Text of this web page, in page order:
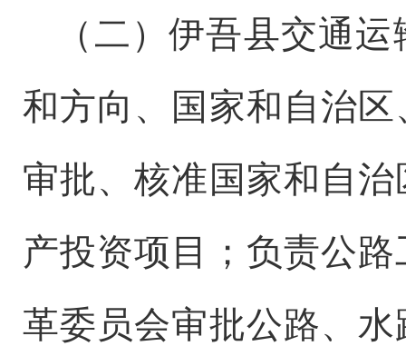
（二）伊吾县交通运
和方向、国家和自治
审批、核准国家和自
产投资项目；负责公
革委员会审批公路、